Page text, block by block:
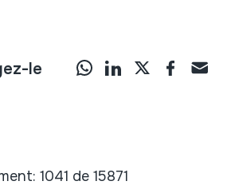
le
1041 de 15871